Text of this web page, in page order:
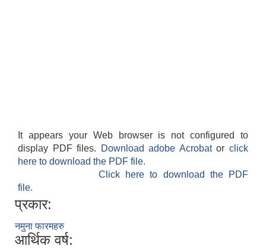
It appears your Web browser is not configured to
display PDF files.
Download adobe Acrobatorclick
here to download the PDF file.
Click here to download the PDF
file.
प्रकार:
नमुना फारमहरु
आर्थिक वर्ष: